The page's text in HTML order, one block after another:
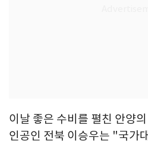
이날 좋은 수비를 펼친 안양
인공인 전북 이승우는 "국가